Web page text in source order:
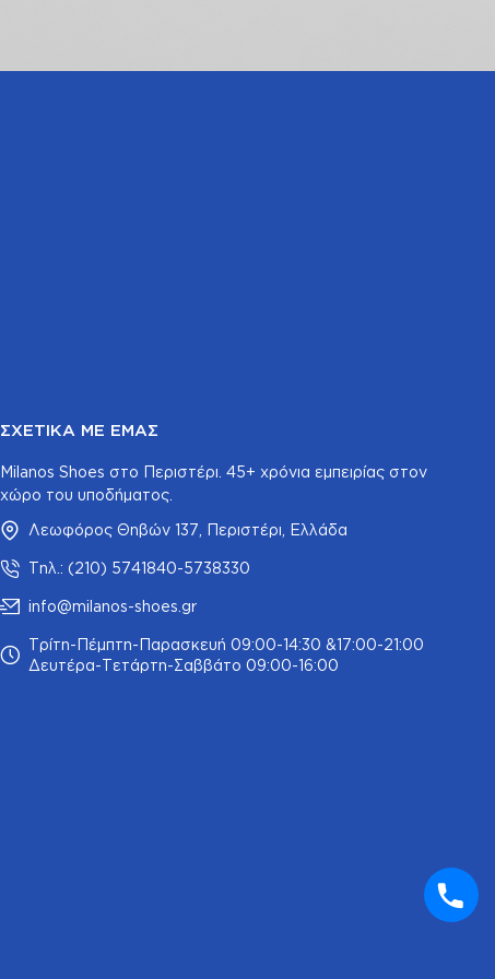
ΣΧΕΤΙΚΆ ΜΕ ΕΜΆΣ
Milanos Shoes στο Περιστέρι. 45+ χρόνια εμπειρίας στον
χώρο του υποδήματος.
Λεωφόρος Θηβών 137, Περιστέρι, Ελλάδα
Τηλ.: (210) 5741840-5738330
info@milanos-shoes.gr
Τρίτη-Πέμπτη-Παρασκευή 09:00-14:30 &17:00-21:00
Δευτέρα-Τετάρτη-Σαββάτο 09:00-16:00